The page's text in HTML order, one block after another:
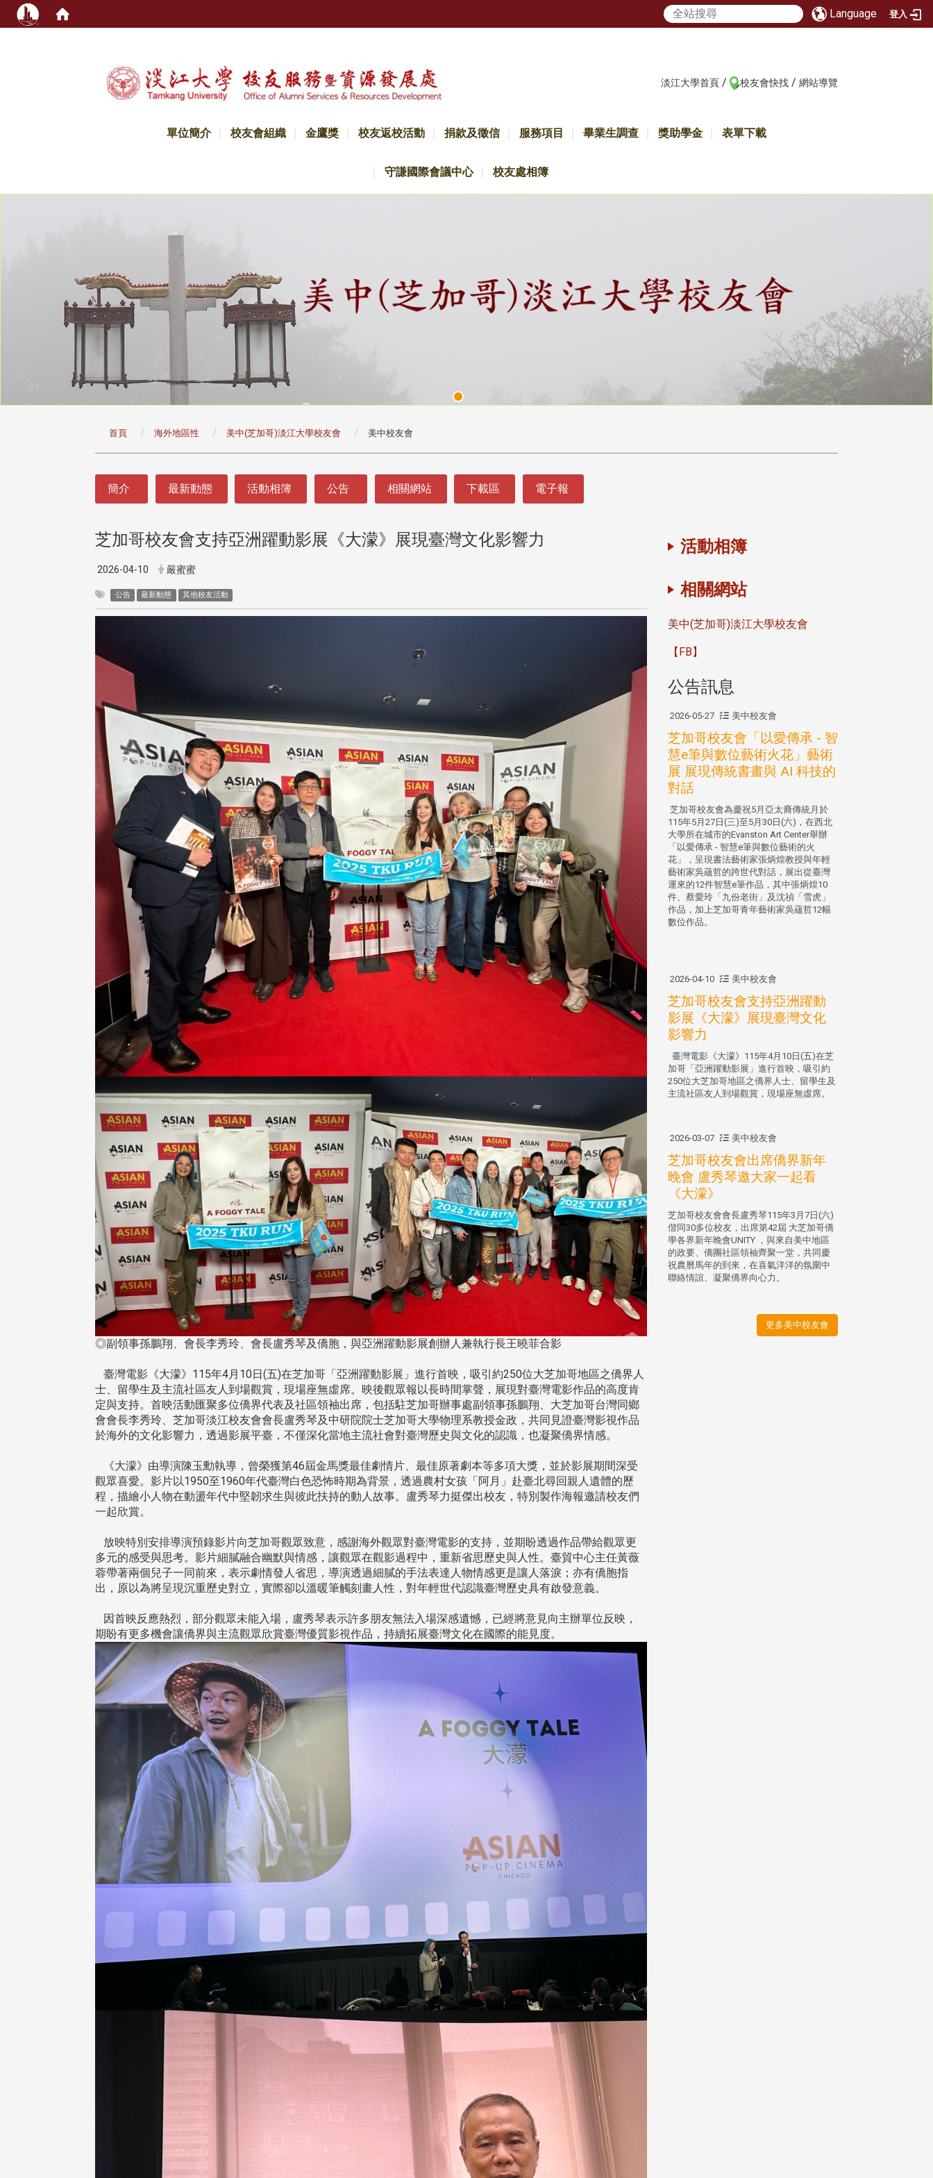
Language 登入
淡江大學首頁 / 校友會快找 / 網站導覽
單位簡介 校友會組織 金鷹獎 校友返校活動 捐款及徵信 服務項目 畢業生調查 獎助學金 表單下載
守謙國際會議中心 校友處相簿
首頁 海外地區性 美中(芝加哥)淡江大學校友會 美中校友會
簡介 最新動態 活動相簿 公告 相關網站 下載區 電子報
芝加哥校友會支持亞洲躍動影展《大濛》展現臺灣文化影響力
2026-04-10 嚴蜜蜜
公告 最新動態 其他校友活動
◎副領事孫鵬翔、會長李秀玲、會長盧秀琴及僑胞，與亞洲躍動影展創辦人兼執行長王曉菲合影
臺灣電影《大濛》115年4月10日(五)在芝加哥「亞洲躍動影展」進行首映，吸引約250位大芝加哥地區之僑界人
士、留學生及主流社區友人到場觀賞，現場座無虛席。映後觀眾報以長時間掌聲，展現對臺灣電影作品的高度肯
定與支持。首映活動匯聚多位僑界代表及社區領袖出席，包括駐芝加哥辦事處副領事孫鵬翔、大芝加哥台灣同鄉
會會長李秀玲、芝加哥淡江校友會會長盧秀琴及中研院院士芝加哥大學物理系教授金政，共同見證臺灣影視作品
於海外的文化影響力，透過影展平臺，不僅深化當地主流社會對臺灣歷史與文化的認識，也凝聚僑界情感。
《大濛》由導演陳玉勳執導，曾榮獲第46屆金馬獎最佳劇情片、最佳原著劇本等多項大獎，並於影展期間深受
觀眾喜愛。影片以1950至1960年代臺灣白色恐怖時期為背景，透過農村女孩「阿月」赴臺北尋回親人遺體的歷
程，描繪小人物在動盪年代中堅韌求生與彼此扶持的動人故事。盧秀琴力挺傑出校友，特別製作海報邀請校友們
一起欣賞。
放映特別安排導演預錄影片向芝加哥觀眾致意，感謝海外觀眾對臺灣電影的支持，並期盼透過作品帶給觀眾更
多元的感受與思考。影片細膩融合幽默與情感，讓觀眾在觀影過程中，重新省思歷史與人性。臺貿中心主任黃薇
蓉帶著兩個兒子一同前來，表示劇情發人省思，導演透過細膩的手法表達人物情感更是讓人落淚；亦有僑胞指
出，原以為將呈現沉重歷史對立，實際卻以溫暖筆觸刻畫人性，對年輕世代認識臺灣歷史具有啟發意義。
因首映反應熱烈，部分觀眾未能入場，盧秀琴表示許多朋友無法入場深感遺憾，已經將意見向主辦單位反映，
期盼有更多機會讓僑界與主流觀眾欣賞臺灣優質影視作品，持續拓展臺灣文化在國際的能見度。
活動相簿
相關網站
美中(芝加哥)淡江大學校友會
【FB】
公告訊息
2026-05-27 美中校友會
芝加哥校友會「以愛傳承 - 智
慧e筆與數位藝術火花」藝術
展 展現傳統書畫與 AI 科技的
對話
芝加哥校友會為慶祝5月亞太裔傳統月於
115年5月27日(三)至5月30日(六)，在西北
大學所在城市的Evanston Art Center舉辦
「以愛傳承 - 智慧e筆與數位藝術的火
花」，呈現書法藝術家張炳煌教授與年輕
藝術家吳蘊哲的跨世代對話，展出從臺灣
運來的12件智慧e筆作品，其中張炳煌10
件、蔡愛玲「九份老街」及沈禎「雪虎」
作品，加上芝加哥青年藝術家吳蘊哲12幅
數位作品。
2026-04-10 美中校友會
芝加哥校友會支持亞洲躍動
影展《大濛》展現臺灣文化
影響力
臺灣電影《大濛》115年4月10日(五)在芝
加哥「亞洲躍動影展」進行首映，吸引約
250位大芝加哥地區之僑界人士、留學生及
主流社區友人到場觀賞，現場座無虛席。
2026-03-07 美中校友會
芝加哥校友會出席僑界新年
晚會 盧秀琴邀大家一起看
《大濛》
芝加哥校友會會長盧秀琴115年3月7日(六)
偕同30多位校友，出席第42屆 大芝加哥僑
學各界新年晚會UNITY ，與來自美中地區
的政要、僑團社區領袖齊聚一堂，共同慶
祝農曆馬年的到來，在喜氣洋洋的氛圍中
聯絡情誼、凝聚僑界向心力。
更多美中校友會